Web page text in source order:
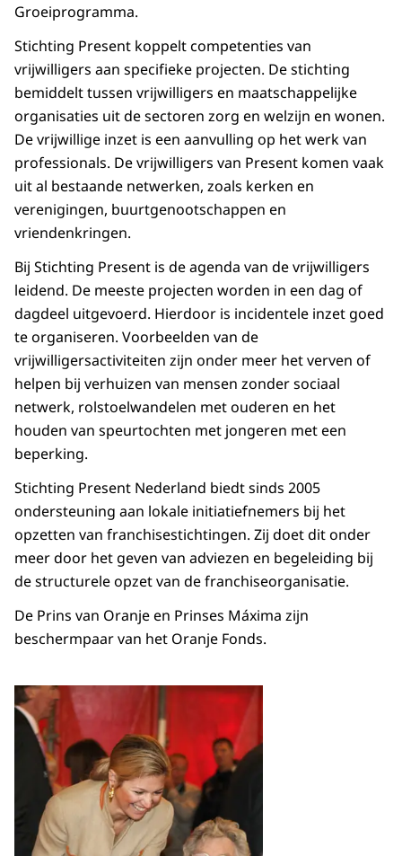
Groeiprogramma.
Stichting Present koppelt competenties van
vrijwilligers aan specifieke projecten. De stichting
bemiddelt tussen vrijwilligers en maatschappelijke
organisaties uit de sectoren zorg en welzijn en wonen.
De vrijwillige inzet is een aanvulling op het werk van
professionals. De vrijwilligers van Present komen vaak
uit al bestaande netwerken, zoals kerken en
verenigingen, buurtgenootschappen en
vriendenkringen.
Bij Stichting Present is de agenda van de vrijwilligers
leidend. De meeste projecten worden in een dag of
dagdeel uitgevoerd. Hierdoor is incidentele inzet goed
te organiseren. Voorbeelden van de
vrijwilligersactiviteiten zijn onder meer het verven of
helpen bij verhuizen van mensen zonder sociaal
netwerk, rolstoelwandelen met ouderen en het
houden van speurtochten met jongeren met een
beperking.
Stichting Present Nederland biedt sinds 2005
ondersteuning aan lokale initiatiefnemers bij het
opzetten van franchisestichtingen. Zij doet dit onder
meer door het geven van adviezen en begeleiding bij
de structurele opzet van de franchiseorganisatie.
De Prins van Oranje en Prinses Máxima zijn
beschermpaar van het Oranje Fonds.
Open de galerij in vergrote